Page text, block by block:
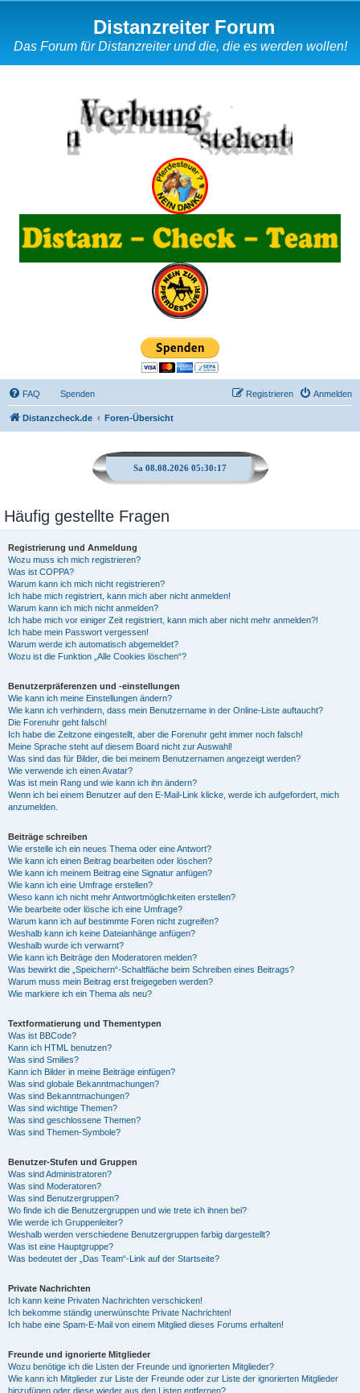
Distanzreiter Forum
Das Forum für Distanzreiter und die, die es werden wollen!
FAQ Spenden Anmelden
Registrieren
Distanzcheck.de Foren-Übersicht
Sa 08.08.2026 05:30:18
Häufig gestellte Fragen
Registrierung und Anmeldung
Wozu muss ich mich registrieren?
Was ist COPPA?
Warum kann ich mich nicht registrieren?
Ich habe mich registriert, kann mich aber nicht anmelden!
Warum kann ich mich nicht anmelden?
Ich habe mich vor einiger Zeit registriert, kann mich aber nicht mehr anmelden?!
Ich habe mein Passwort vergessen!
Warum werde ich automatisch abgemeldet?
Wozu ist die Funktion „Alle Cookies löschen“?
Benutzerpräferenzen und -einstellungen
Wie kann ich meine Einstellungen ändern?
Wie kann ich verhindern, dass mein Benutzername in der Online-Liste auftaucht?
Die Forenuhr geht falsch!
Ich habe die Zeitzone eingestellt, aber die Forenuhr geht immer noch falsch!
Meine Sprache steht auf diesem Board nicht zur Auswahl!
Was sind das für Bilder, die bei meinem Benutzernamen angezeigt werden?
Wie verwende ich einen Avatar?
Was ist mein Rang und wie kann ich ihn ändern?
Wenn ich bei einem Benutzer auf den E-Mail-Link klicke, werde ich aufgefordert, mich
anzumelden.
Beiträge schreiben
Wie erstelle ich ein neues Thema oder eine Antwort?
Wie kann ich einen Beitrag bearbeiten oder löschen?
Wie kann ich meinem Beitrag eine Signatur anfügen?
Wie kann ich eine Umfrage erstellen?
Wieso kann ich nicht mehr Antwortmöglichkeiten erstellen?
Wie bearbeite oder lösche ich eine Umfrage?
Warum kann ich auf bestimmte Foren nicht zugreifen?
Weshalb kann ich keine Dateianhänge anfügen?
Weshalb wurde ich verwarnt?
Wie kann ich Beiträge den Moderatoren melden?
Was bewirkt die „Speichern“-Schaltfläche beim Schreiben eines Beitrags?
Warum muss mein Beitrag erst freigegeben werden?
Wie markiere ich ein Thema als neu?
Textformatierung und Thementypen
Was ist BBCode?
Kann ich HTML benutzen?
Was sind Smilies?
Kann ich Bilder in meine Beiträge einfügen?
Was sind globale Bekanntmachungen?
Was sind Bekanntmachungen?
Was sind wichtige Themen?
Was sind geschlossene Themen?
Was sind Themen-Symbole?
Benutzer-Stufen und Gruppen
Was sind Administratoren?
Was sind Moderatoren?
Was sind Benutzergruppen?
Wo finde ich die Benutzergruppen und wie trete ich ihnen bei?
Wie werde ich Gruppenleiter?
Weshalb werden verschiedene Benutzergruppen farbig dargestellt?
Was ist eine Hauptgruppe?
Was bedeutet der „Das Team“-Link auf der Startseite?
Private Nachrichten
Ich kann keine Privaten Nachrichten verschicken!
Ich bekomme ständig unerwünschte Private Nachrichten!
Ich habe eine Spam-E-Mail von einem Mitglied dieses Forums erhalten!
Freunde und ignorierte Mitglieder
Wozu benötige ich die Listen der Freunde und ignorierten Mitglieder?
Wie kann ich Mitglieder zur Liste der Freunde oder zur Liste der ignorierten Mitglieder
hinzufügen oder diese wieder aus den Listen entfernen?